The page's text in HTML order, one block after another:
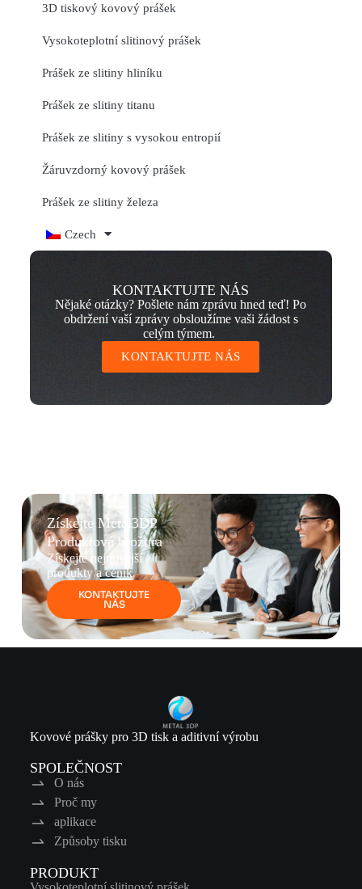
3D tiskový kovový prášek
Vysokoteplotní slitinový prášek
Prášek ze slitiny hliníku
Prášek ze slitiny titanu
Prášek ze slitiny s vysokou entropií
Žáruvzdorný kovový prášek
Prášek ze slitiny železa
Czech
KONTAKTUJTE NÁS
Nějaké otázky? Pošlete nám zprávu hned teď! Po
obdržení vaší zprávy obsloužíme vaši žádost s
celým týmem.
KONTAKTUJTE NÁS
Získejte Metal3DP
Produktová brožura
Získejte nejnovější
produkty a ceník
KONTAKTUJTE
NÁS
Kovové prášky pro 3D tisk a aditivní výrobu
SPOLEČNOST
O nás
Proč my
aplikace
Způsoby tisku
PRODUKT